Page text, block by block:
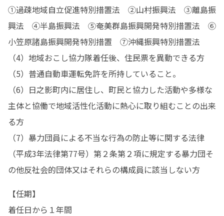
①過疎地域自立促進特別措置法　②山村振興法　③離島振
興法　④半島振興法　⑤奄美群島振興開発特別措置法　⑥
小笠原諸島振興開発特別措置　⑦沖縄振興特別措置法
（4）地域おこし協力隊着任後、住民票を異動できる方
（5）普通自動車運転免許を所持していること。
（6）日之影町内に居住し、町民と協力した活動や多様な
主体と協働で地域活性化活動に熱心に取り組むことの出来
る方
（7）暴力団員による不当な行為の防止等に関する法律
（平成3年法律第77号）第２条第２項に規定する暴力団そ
の他反社会的団体又はそれらの構成員に該当しない方
【任期】
着任日から１年間